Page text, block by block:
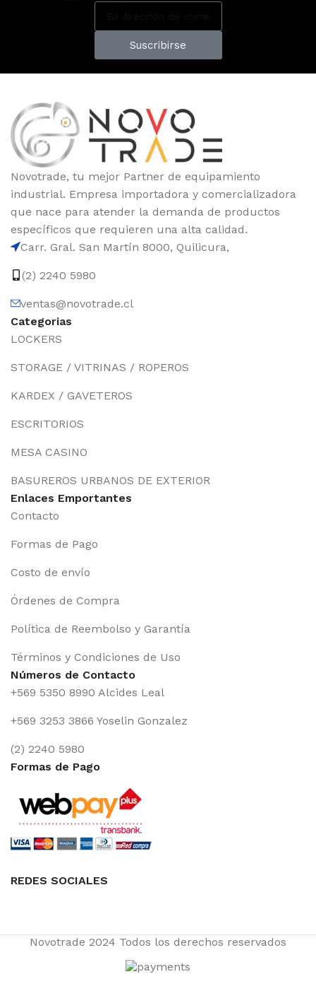
Suscribirse
Novotrade, tu mejor Partner de equipamiento
industrial. Empresa importadora y comercializadora
que nace para atender la demanda de productos
específicos que requieren una alta calidad.
Carr. Gral. San Martín 8000, Quilicura,
(2) 2240 5980
ventas@novotrade.cl
Categorias
LOCKERS
STORAGE / VITRINAS / ROPEROS
KARDEX / GAVETEROS
ESCRITORIOS
MESA CASINO
BASUREROS URBANOS DE EXTERIOR
Enlaces Emportantes
Contacto
Formas de Pago
Costo de envío
Órdenes de Compra
Política de Reembolso y Garantía
Términos y Condiciones de Uso
Números de Contacto
+569 5350 8990 Alcides Leal
+569 3253 3866 Yoselin Gonzalez
(2) 2240 5980
Formas de Pago
REDES SOCIALES
Novotrade 2024 Todos los derechos reservados